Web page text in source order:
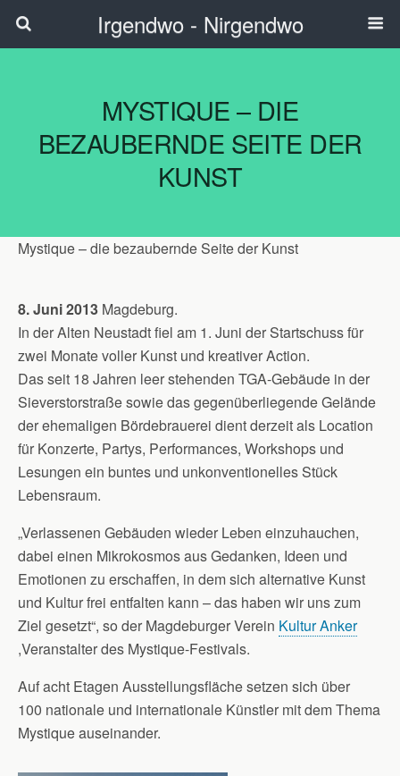
Irgendwo - Nirgendwo
MYSTIQUE – DIE
BEZAUBERNDE SEITE DER
KUNST
Mystique – die bezaubernde Seite der Kunst
8. Juni 2013 Magdeburg.
In der Alten Neustadt fiel am 1. Juni der Startschuss für
zwei Monate voller Kunst und kreativer Action.
Das seit 18 Jahren leer stehenden TGA-Gebäude in der
Sieverstorstraße sowie das gegenüberliegende Gelände
der ehemaligen Bördebrauerei dient derzeit als Location
für Konzerte, Partys, Performances, Workshops und
Lesungen ein buntes und unkonventionelles Stück
Lebensraum.
„Verlassenen Gebäuden wieder Leben einzuhauchen,
dabei einen Mikrokosmos aus Gedanken, Ideen und
Emotionen zu erschaffen, in dem sich alternative Kunst
und Kultur frei entfalten kann – das haben wir uns zum
Ziel gesetzt“, so der Magdeburger Verein Kultur Anker
,Veranstalter des Mystique-Festivals.
Auf acht Etagen Ausstellungsfläche setzen sich über
100 nationale und internationale Künstler mit dem Thema
Mystique auseinander.